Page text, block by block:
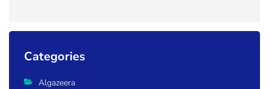
Categories
Algazeera